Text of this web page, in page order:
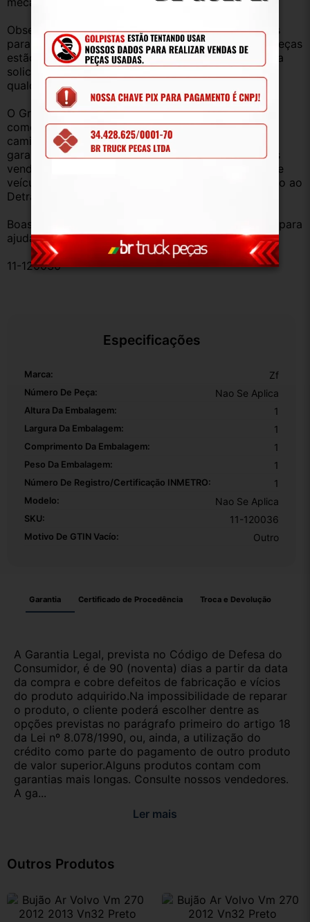
Observação: Considerando que recebemos veículos
para retirada de peças diariamente, nem todas as peças
estão anunciadas, desta forma, fique à vontade para
solicitar qualquer peça, de qualquer veículo, em
qualquer um de nossos anúncios.
O Grupo Br Truck Peças está há 25 anos
comercializando peças para caminhões, vans,
caminhonetes, automóveis e utilitários. Todas com
garantia de procedência e funcionamento. Produtos
vendidos somente com Nota Fiscal e proveniente de
veículo sucata – TODOS devidamente baixados junto ao
Detran.
Boas compras e sempre que precisar estamos aqui para
ajudar!
11-120036
Especificações
Marca: Zf
Número De Peça: Nao Se Aplica
Altura Da Embalagem: 1
Largura Da Embalagem: 1
Comprimento Da Embalagem: 1
Peso Da Embalagem: 1
Número De Registro/certificação INMETRO: 1
Modelo: Nao Se Aplica
SKU: 11-120036
Motivo De GTIN Vacío: Outro
Garantia Certificado de Procedência Troca e Devolução
A Garantia Legal, prevista no Código de Defesa do
Consumidor, é de 90 (noventa) dias a partir da data
da compra e cobre defeitos de fabricação e vícios
do produto adquirido.Na impossibilidade de reparar
o produto, o cliente poderá escolher dentre as
opções previstas no parágrafo primeiro do artigo 18
da Lei nº 8.078/1990, ou, ainda, a utilização do
crédito como parte do pagamento de outro produto
de valor superior.Alguns produtos contam com
garantias mais longas. Consulte nossos vendedores.
A ga...
Ler mais
Outros Produtos